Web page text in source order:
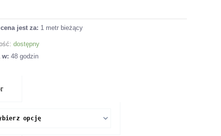
jest za: 1 metr bieżący
dostępny
w: 48 godzin
EGP